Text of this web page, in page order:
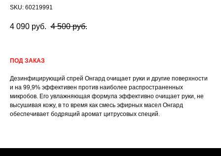
SKU: 60219991
4 090 руб. 4 500 руб.
ПОД ЗАКАЗ
Дезинфицирующий спрей Онгард очищает руки и другие поверхности
и на 99,9% эффективен против наиболее распространенных
микробов. Его увлажняющая формула эффективно очищает руки, не
высушивая кожу, в то время как смесь эфирных масел Онгард
обеспечивает бодрящий аромат цитрусовых специй.